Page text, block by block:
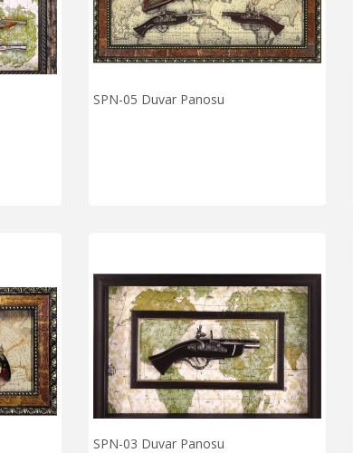
SPN-05 Duvar Panosu
SPN-03 Duvar Panosu